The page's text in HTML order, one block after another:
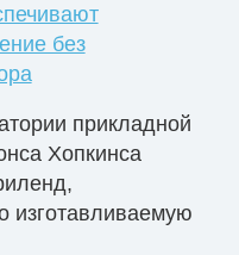
без
прикладной
Хопкинса
изготавливаемую